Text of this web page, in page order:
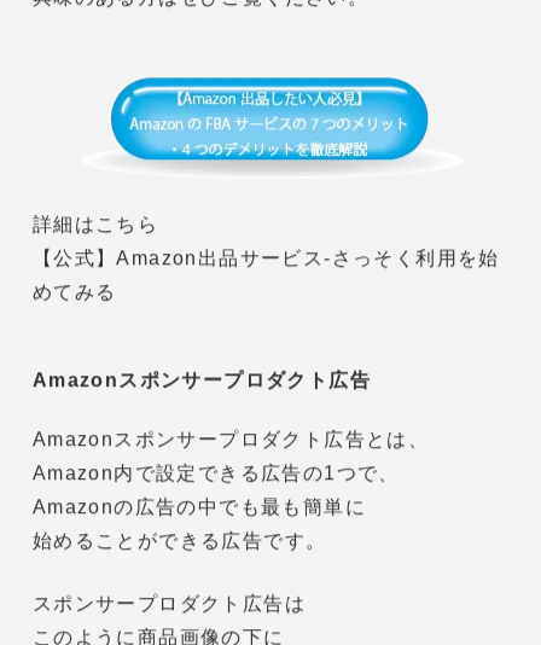
それがFBAサービスを利用することです。
配送や梱包などの業務を代行してもらうと共に
ぜひ検討してみてはいかがでしょうか。
詳しく解説しておりますので
詳細は こちら